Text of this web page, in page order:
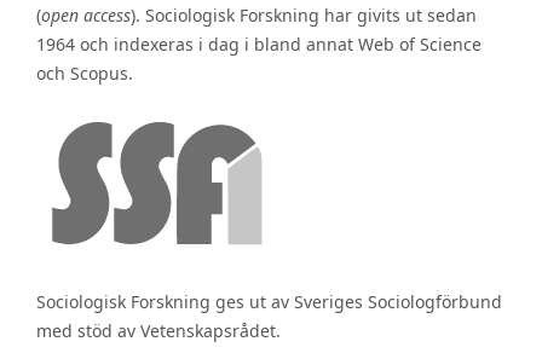
(open access). Sociologisk Forskning har givits ut sedan
1964 och indexeras i dag i bland annat Web of Science
och Scopus.
Sociologisk Forskning ges ut av Sveriges Sociologförbund
med stöd av Vetenskapsrådet.